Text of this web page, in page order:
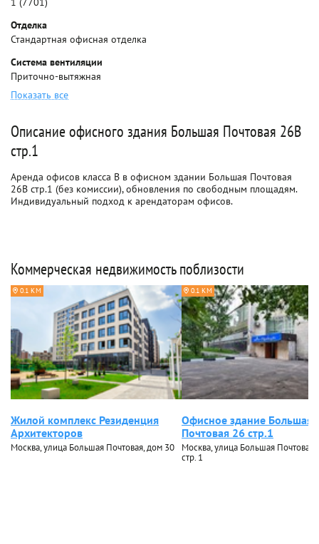
Отделка
Стандартная офисная отделка
Система вентиляции
Приточно-вытяжная
Показать все
Описание офисного здания Большая Почтовая 26В
стр.1
Аренда офисов класса B в офисном здании Большая Почтовая
26В стр.1 (без комиссии), обновления по свободным площадям.
Индивидуальный подход к арендаторам офисов.
Коммерческая недвижимость поблизости
0.1 КМ
Жилой комплекс Резиденция
Архитекторов
Москва, улица Большая Почтовая, дом 30
0.1 КМ
Офисное здание Большая
Почтовая 26 стр.1
Москва, улица Большая Почтовая,
стр. 1